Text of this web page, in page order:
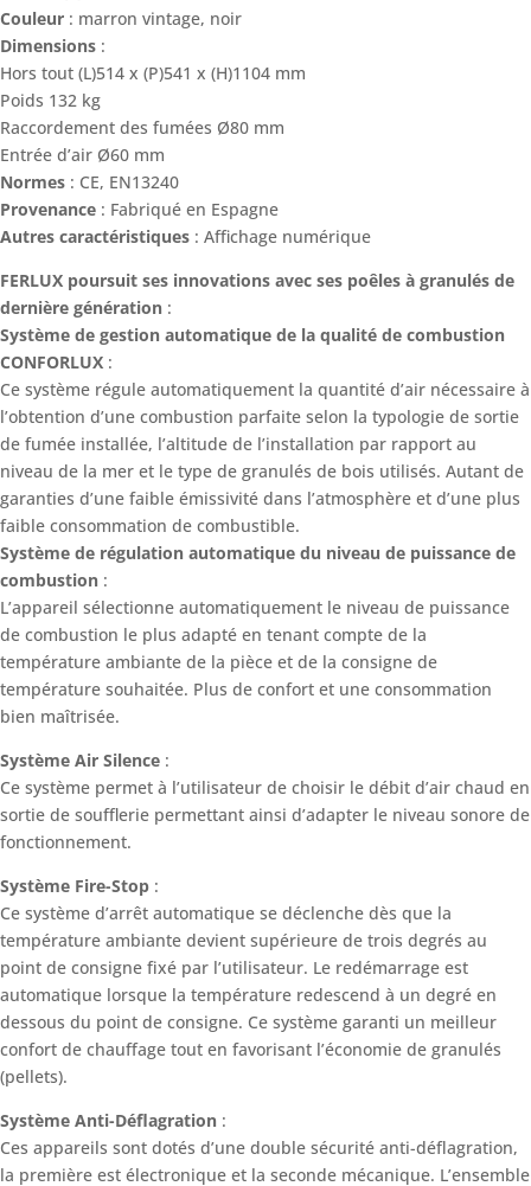
Couleur : marron vintage, noir
Dimensions :
Hors tout (L)514 x (P)541 x (H)1104 mm
Poids 132 kg
Raccordement des fumées Ø80 mm
Entrée d’air Ø60 mm
Normes : CE, EN13240
Provenance : Fabriqué en Espagne
Autres caractéristiques : Affichage numérique
FERLUX poursuit ses innovations avec ses poêles à granulés de
dernière génération :
Système de gestion automatique de la qualité de combustion
CONFORLUX :
Ce système régule automatiquement la quantité d’air nécessaire à
l’obtention d’une combustion parfaite selon la typologie de sortie
de fumée installée, l’altitude de l’installation par rapport au
niveau de la mer et le type de granulés de bois utilisés. Autant de
garanties d’une faible émissivité dans l’atmosphère et d’une plus
faible consommation de combustible.
Système de régulation automatique du niveau de puissance de
combustion :
L’appareil sélectionne automatiquement le niveau de puissance
de combustion le plus adapté en tenant compte de la
température ambiante de la pièce et de la consigne de
température souhaitée. Plus de confort et une consommation
bien maîtrisée.
Système Air Silence :
Ce système permet à l’utilisateur de choisir le débit d’air chaud en
sortie de soufflerie permettant ainsi d’adapter le niveau sonore de
fonctionnement.
Système Fire-Stop :
Ce système d’arrêt automatique se déclenche dès que la
température ambiante devient supérieure de trois degrés au
point de consigne fixé par l’utilisateur. Le redémarrage est
automatique lorsque la température redescend à un degré en
dessous du point de consigne. Ce système garanti un meilleur
confort de chauffage tout en favorisant l’économie de granulés
(pellets).
Système Anti-Déflagration :
Ces appareils sont dotés d’une double sécurité anti-déflagration,
la première est électronique et la seconde mécanique. L’ensemble